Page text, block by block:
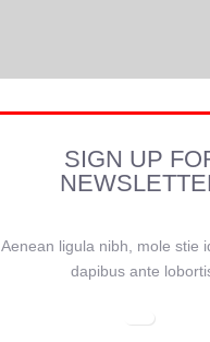
SIGN UP
Aenean ligula nibh, mole stie
dapibus ante